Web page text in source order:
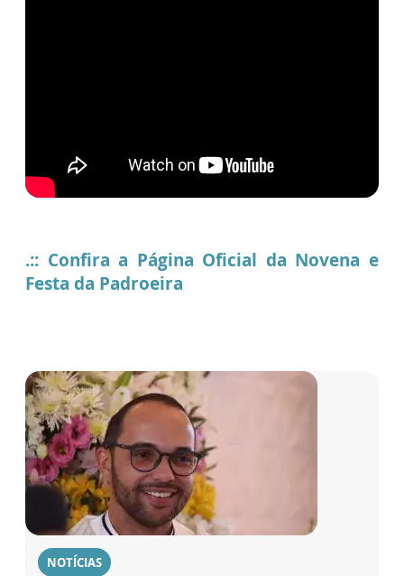
.:: Confira a Página Oficial da Novena e
Festa da Padroeira
NOTÍCIAS